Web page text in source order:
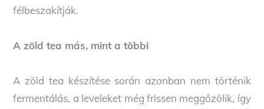
félbeszakítják.
A zöld tea más, mint a többi
A zöld tea készítése során azonban nem történik
fermentálás, a leveleket még frissen meggőzölik, így